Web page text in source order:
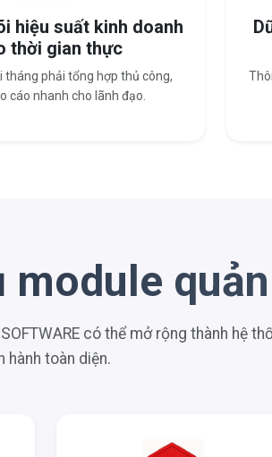
hiệu suất kinh doanh
thời gian thực
tháng phải tổng hợp thủ công,
cáo nhanh cho lãnh đạo.
có thể mở rộng thành hệ
hành toàn diện.